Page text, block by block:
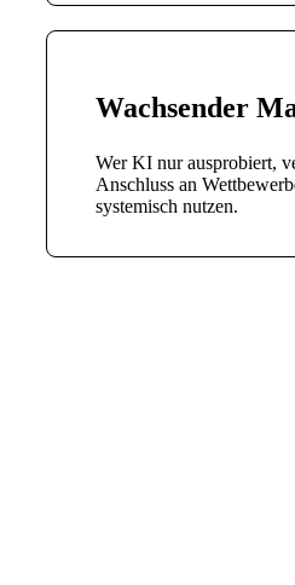
Wachsender
Wer KI nur ausprobiert,
Anschluss an
systemisch nutzen.